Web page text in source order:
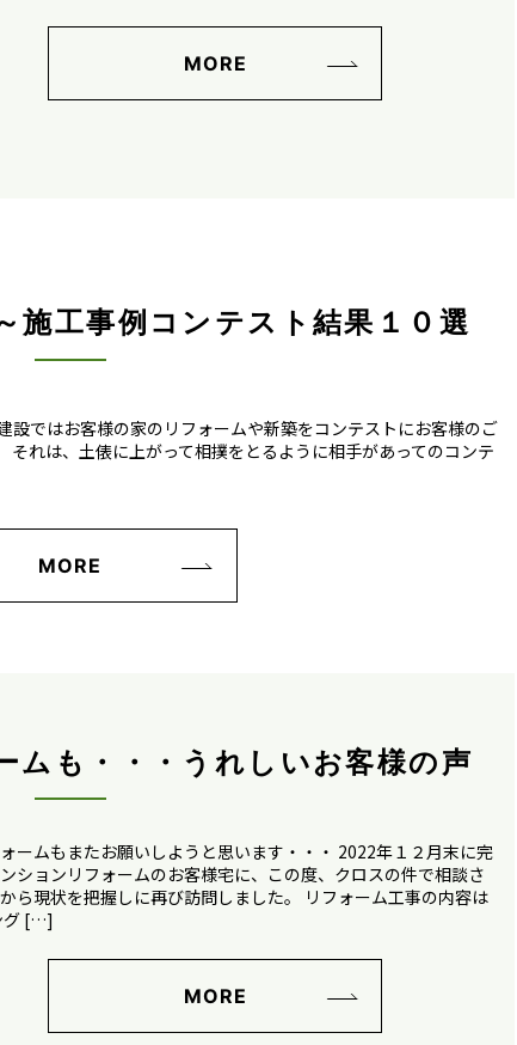
MORE
施工事例コンテスト結果１０選
設ではお客様の家のリフォームや新築をコンテストにお客様のご
れは、土俵に上がって相撲をとるように相手があってのコンテ
MORE
ムも・・・うれしいお客様の声
ームもまたお願いしようと思います・・・ 2022年１２月末に完
ションリフォームのお客様宅に、この度、クロスの件で相談さ
ら現状を把握しに再び訪問しました。 リフォーム工事の内容は
グ […]
MORE